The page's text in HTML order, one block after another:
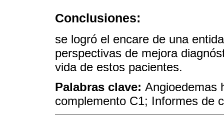
Conclusiones:
se logró el encare de una
perspectivas de mejora
vida de estos pacientes.
Palabras clave: Angioedemas
complemento C1; Informes de